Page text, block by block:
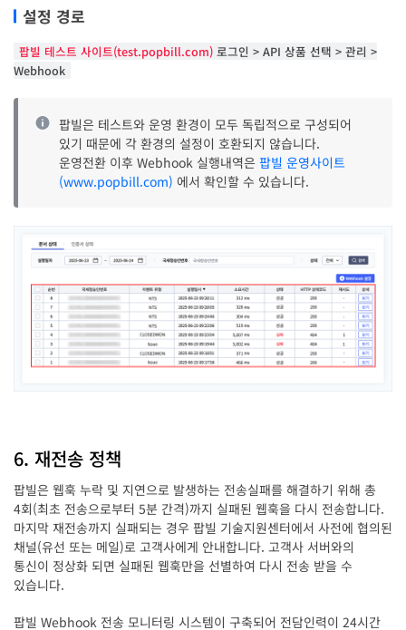
설정 경로
팝빌 테스트 사이트(test.popbill.com) 로그인 > API 상품 선택 > 관리 >
Webhook
팝빌은 테스트와 운영 환경이 모두 독립적으로 구성되어
있기 때문에 각 환경의 설정이 호환되지 않습니다.
운영전환 이후 Webhook 실행내역은 팝빌 운영사이트
(www.popbill.com) 에서 확인할 수 있습니다.
6. 재전송 정책
팝빌은 웹훅 누락 및 지연으로 발생하는 전송실패를 해결하기 위해 총
4회(최초 전송으로부터 5분 간격)까지 실패된 웹훅을 다시 전송합니다.
마지막 재전송까지 실패되는 경우 팝빌 기술지원센터에서 사전에 협의된
채널(유선 또는 메일)로 고객사에게 안내합니다. 고객사 서버와의
통신이 정상화 되면 실패된 웹훅만을 선별하여 다시 전송 받을 수
있습니다.
팝빌 Webhook 전송 모니터링 시스템이 구축되어 전담인력이 24시간